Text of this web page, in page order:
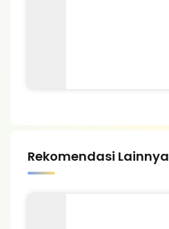
Rekomendasi Lainnya